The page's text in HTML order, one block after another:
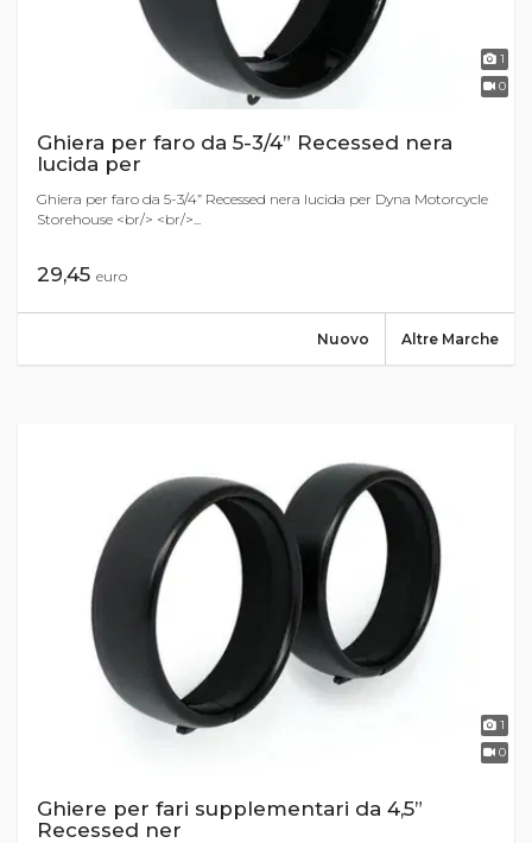
1
0
Ghiera per faro da 5-3/4” Recessed nera
lucida per
Ghiera per faro da 5-3/4” Recessed nera lucida per Dyna Motorcycle
Storehouse <br/> <br/>...
29,45 euro
Altre Marche
Nuovo
1
0
Ghiere per fari supplementari da 4,5”
Recessed ner